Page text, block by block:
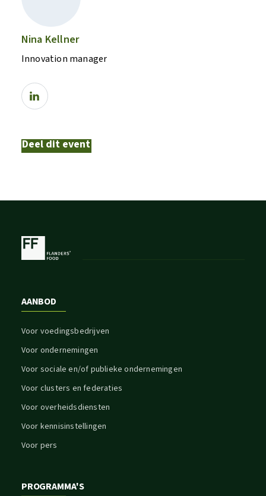
Nina Kellner
Innovation manager
Deel dit event
AANBOD
Voor voedingsbedrijven
Voor ondernemingen
Voor sociale en/of publieke ondernemingen
Voor clusters en federaties
Voor overheidsdiensten
Voor kennisinstellingen
Voor pers
PROGRAMMA'S